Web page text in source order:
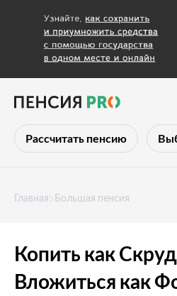
Рассчитать пенсию
Главная Большая пенсия
Копить как
Вложиться как